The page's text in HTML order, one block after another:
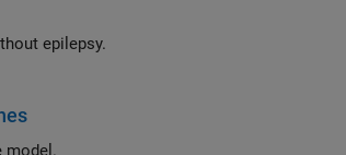
from persons with and without epilepsy.
and an autoregressive model.